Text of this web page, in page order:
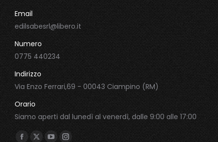
Email
edilsabesrl@libero.it
Numero
0775 440234
Indirizzo
Via Enzo Ferrari,69 - 00043 Ciampino (RM)
Orario
Siamo aperti dal lunedì al venerdì, dalle 9:00 alle 17:00
Ci puoi trovare su: